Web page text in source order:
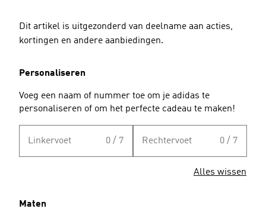
Dit artikel is uitgezonderd van deelname aan acties,
kortingen en andere aanbiedingen.
Personaliseren
Voeg een naam of nummer toe om je adidas te
personaliseren of om het perfecte cadeau te maken!
Linkervoet 0 / 7 Rechtervoet 0 / 7
Alles wissen
Maten